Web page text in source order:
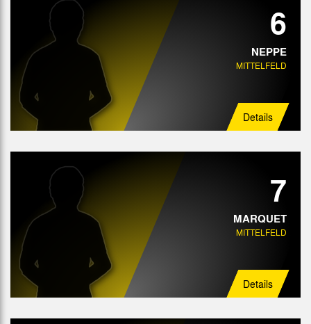
6
NEPPE
MITTELFELD
Details
7
MARQUET
MITTELFELD
Details